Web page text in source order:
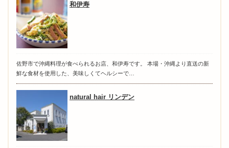
和伊寿
佐野市で沖縄料理が食べられるお店、和伊寿です。 本場・沖縄より直送の新
鮮な食材を使用した、美味しくてヘルシーで…
natural hair リンデン